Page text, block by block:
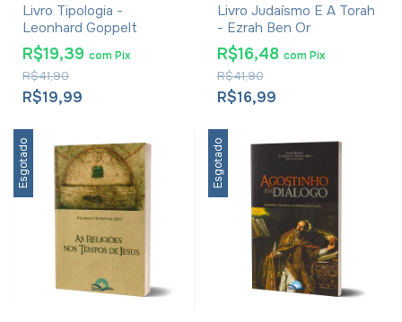
Livro Tipologia -
Leonhard Goppelt
R$19,99
R$41,90
R$19,39 comPix
Livro Judaísmo E A Torah
- Ezrah Ben Or
R$16,99
R$41,90
R$16,48 com Pix
Esgotado Esgotado